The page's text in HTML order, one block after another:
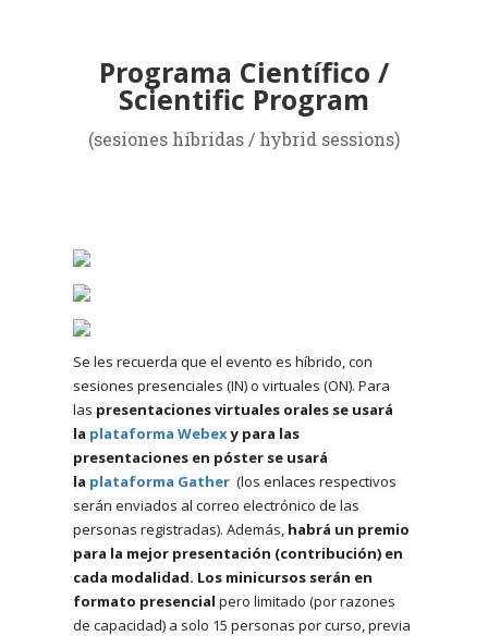
Programa Científico /
Scientific Program
(sesiones híbridas / hybrid sessions)
Se les recuerda que el evento es híbrido, con
sesiones presenciales (IN) o virtuales (ON). Para
las presentaciones virtuales orales se usará
la plataforma Webexy para las
presentaciones en póster se usará
la plataforma Gather (los enlaces respectivos
serán enviados al correo electrónico de las
personas registradas). Además, habrá un premio
para la mejor presentación (contribución) en
cada modalidad. Los minicursos serán en
formato presencialpero limitado (por razones
de capacidad) a solo 15 personas por curso, previa